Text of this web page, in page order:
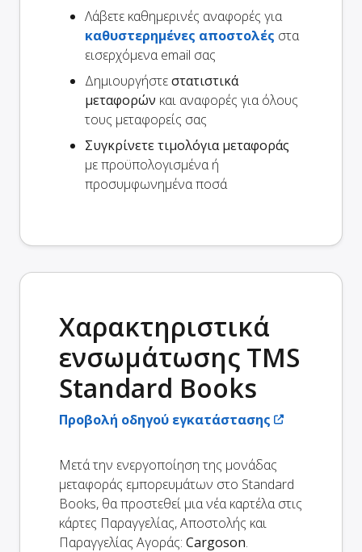
Λάβετε καθημερινές αναφορές για
καθυστερημένες αποστολές στα
εισερχόμενα email σας
Δημιουργήστεστατιστικά
μεταφορών και αναφορές για όλους
τους μεταφορείς σας
Συγκρίνετε τιμολόγια μεταφοράς
με προϋπολογισμένα ή
προσυμφωνημένα ποσά
Χαρακτηριστικά
ενσωμάτωσης TMS
Standard Books
Προβολή οδηγού εγκατάστασης
Μετά την ενεργοποίηση της μονάδας
μεταφοράς εμπορευμάτων στο Standard
Books, θα προστεθεί μια νέα καρτέλα στις
κάρτες Παραγγελίας, Αποστολής και
Παραγγελίας Αγοράς: Cargoson.